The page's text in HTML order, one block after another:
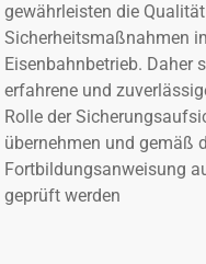
gewährleisten die
Sicherheitsmaßnahmen
Eisenbahnbetrieb. Daher
erfahrene und
Rolle der
übernehmen und gemäß
Fortbildungsanweisung
geprüft werden